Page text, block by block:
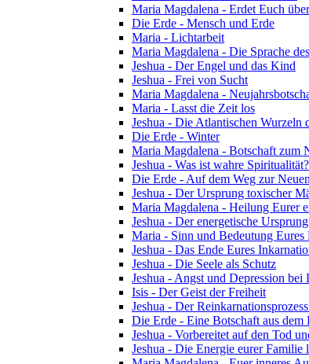
Maria Magdalena - Erdet Euch
Die Erde - Mensch und Erde
Maria - Lichtarbeit
Maria Magdalena - Die Sprache
Jeshua - Der Engel und das Kind
Jeshua - Frei von Sucht
Maria Magdalena -
Maria - Lasst die Zeit los
Jeshua - Die Atlantischen Wurzeln
Die Erde - Winter
Maria Magdalena - Botschaft zum
Jeshua - Was ist wahre Spiritualität?
Die Erde - Auf dem Weg zur
Jeshua - Der Ursprung toxischer
Maria Magdalena - Heilung Eurer
Jeshua - Der energetische
Maria - Sinn und Bedeutung Eures
Jeshua - Das Ende Eures
Jeshua - Die Seele als Schutz
Jeshua - Angst und Depression bei
Isis - Der Geist der Freiheit
Jeshua - Der
Die Erde - Eine Botschaft aus dem
Jeshua - Vorbereitet auf den Tod
Jeshua - Die Energie eurer Familie